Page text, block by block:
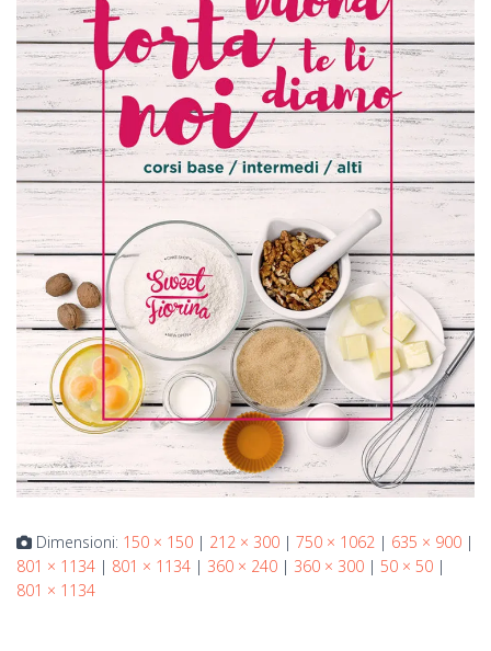
Dimensioni: 150 × 150 | 212 × 300 | 750 × 1062 | 635 × 900 |
801 × 1134 | 801 × 1134 | 360 × 240 | 360 × 300 | 50 × 50 |
801 × 1134